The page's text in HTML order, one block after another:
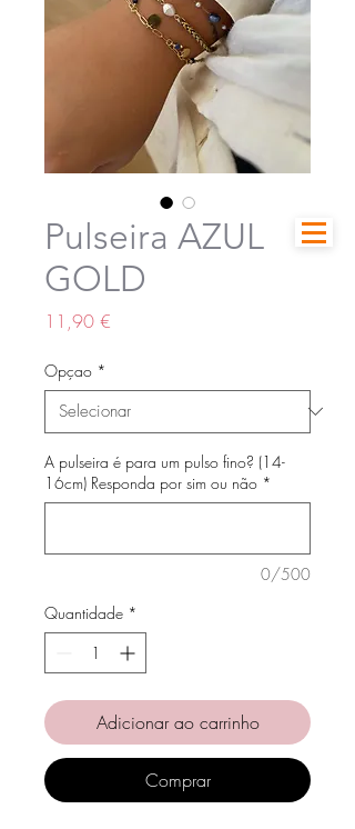
Pulseira AZUL
GOLD
11,90 €
Opçao *
A pulseira é para um pulso fino? (14-
16cm) Responda por sim ou não *
0/500
Quantidade *
Adicionar ao carrinho
Comprar